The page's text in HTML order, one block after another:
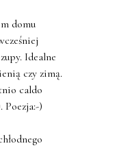
domu
Idealne
czy zimą.
caldo
)